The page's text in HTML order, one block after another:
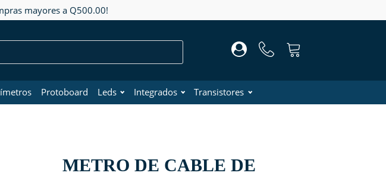
mayores a Q500.00!
Protoboard Leds Integrados Transistores
METRO DE CABLE DE